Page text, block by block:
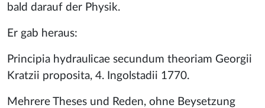
bald darauf der Physik.
Er gab heraus:
Principia hydraulicae secundum theoriam Georgii
Kratzii proposita, 4. Ingolstadii 1770.
Mehrere Theses und Reden, ohne Beysetzung